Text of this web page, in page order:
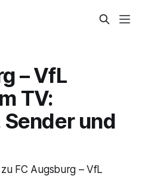
– VfL
TV:
und
FC Augsburg – VfL